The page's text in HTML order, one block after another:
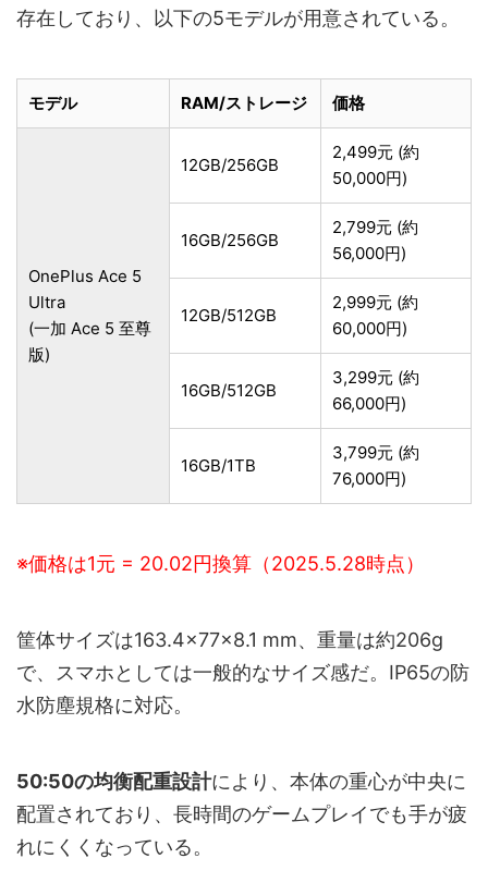
存在しており、以下の5モデルが用意されている。
モデル RAM/ストレージ 価格
OnePlus Ace 5
Ultra
(一加 Ace 5 至尊
版)
12GB/256GB
2,499元 (約
50,000円)
16GB/256GB
2,799元 (約
56,000円)
12GB/512GB
2,999元 (約
60,000円)
16GB/512GB
3,299元 (約
66,000円)
16GB/1TB
3,799元 (約
76,000円)
※価格は1元 = 20.02円換算（2025.5.28時点）
筐体サイズは163.4×77×8.1 mm、重量は約206g
で、スマホとしては一般的なサイズ感だ。IP65の防
水防塵規格に対応。
50:50の均衡配重設計により、本体の重心が中央に
配置されており、長時間のゲームプレイでも手が疲
れにくくなっている。